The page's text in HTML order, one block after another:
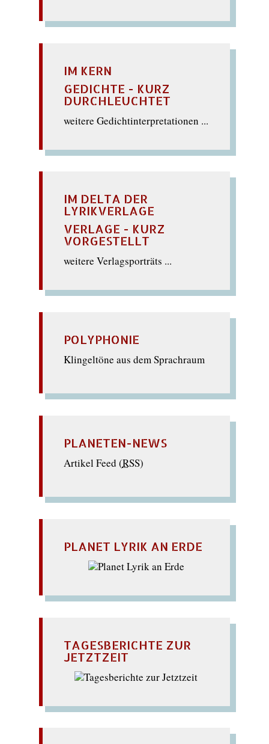
IM KERN
GEDICHTE - KURZ
DURCHLEUCHTET
weitere Gedichtinterpretationen ...
IM DELTA DER
LYRIKVERLAGE
VERLAGE - KURZ
VORGESTELLT
weitere Verlagsporträts ...
POLYPHONIE
Klingeltöne aus dem Sprachraum
PLANETEN-NEWS
Artikel Feed (RSS)
PLANET LYRIK AN ERDE
TAGESBERICHTE ZUR
JETZTZEIT